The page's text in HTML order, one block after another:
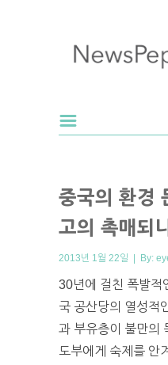
중국의 환경
고의 촉매되
2013년 1월 22일 | By:
30년에 걸친 폭발적
국 공산당의 열성적
과 부유층이 불만의
도부에게 숙제를 안